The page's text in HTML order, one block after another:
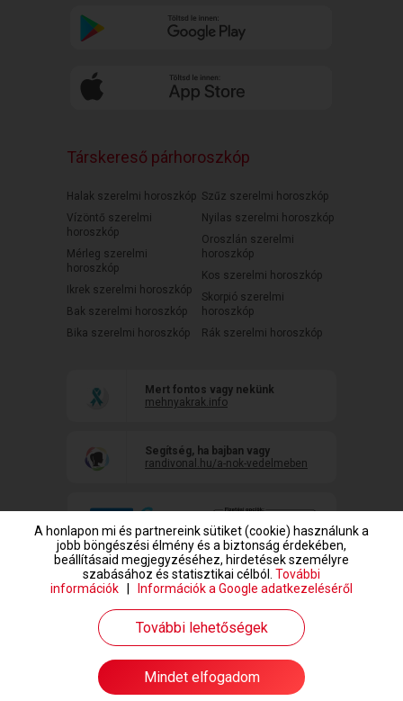
Társkereső párhoroszkóp
Halak szerelmi horoszkóp
Vízöntő szerelmi
horoszkóp
Mérleg szerelmi
horoszkóp
Ikrek szerelmi horoszkóp
Bak szerelmi horoszkóp
Bika szerelmi horoszkóp
Szűz szerelmi horoszkóp
Nyilas szerelmi horoszkóp
Oroszlán szerelmi
horoszkóp
Kos szerelmi horoszkóp
Skorpió szerelmi
horoszkóp
Rák szerelmi horoszkóp
Mert fontos vagy nekünk
mehnyakrak.info
Segítség, ha bajban vagy
randivonal.hu/a-nok-vedelmeben
www.randivonal.hu © Copyright 1999-2026 Dating Central Europe Zrt.
A honlapon mi és partnereink sütiket (cookie) használunk a
jobb böngészési élmény és a biztonság érdekében,
beállításaid megjegyzéséhez, hirdetések személyre
szabásához és statisztikai célból. További
információk
Információk a Google adatkezeléséről
További lehetőségek
Mindet elfogadom